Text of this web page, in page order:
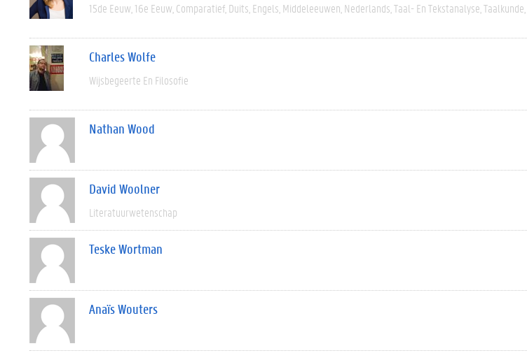
15de Eeuw 16e Eeuw Comparatief Duits Engels Middeleeuwen Nederlands Taal- En Tekstanalyse Taalkunde
Charles Wolfe
Wijsbegeerte En Filosofie
Nathan Wood
David Woolner
Literatuurwetenschap
Teske Wortman
Anaïs Wouters